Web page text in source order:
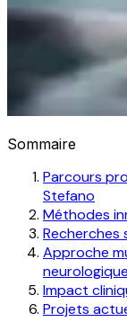
Sommaire
Parcours
Stefano
Méthodes
Recherches
Approche
Impact
Projets